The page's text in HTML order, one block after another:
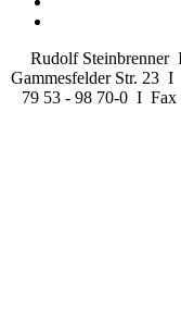
Rudolf
Gammesfelder Str. 23
79 53 - 98 70-0 I